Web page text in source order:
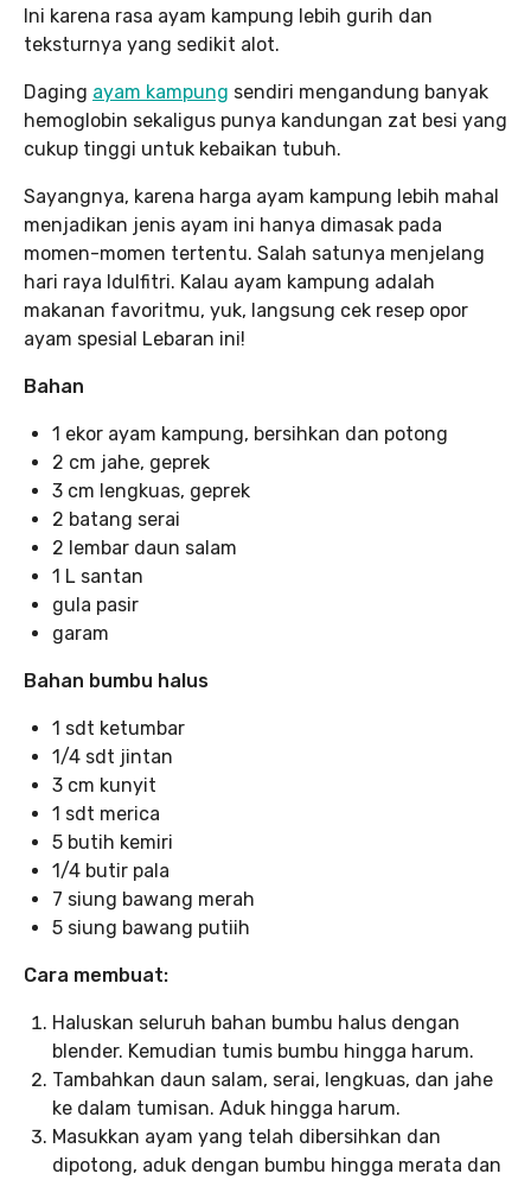
Ini karena rasa ayam kampung lebih gurih dan
teksturnya yang sedikit alot.
Daging ayam kampung sendiri mengandung banyak
hemoglobin sekaligus punya kandungan zat besi yang
cukup tinggi untuk kebaikan tubuh.
Sayangnya, karena harga ayam kampung lebih mahal
menjadikan jenis ayam ini hanya dimasak pada
momen-momen tertentu. Salah satunya menjelang
hari raya Idulfitri. Kalau ayam kampung adalah
makanan favoritmu, yuk, langsung cek resep opor
ayam spesial Lebaran ini!
Bahan
1 ekor ayam kampung, bersihkan dan potong
2 cm jahe, geprek
3 cm lengkuas, geprek
2 batang serai
2 lembar daun salam
1 L santan
gula pasir
garam
Bahan bumbu halus
1 sdt ketumbar
1/4 sdt jintan
3 cm kunyit
1 sdt merica
5 butih kemiri
1/4 butir pala
7 siung bawang merah
5 siung bawang putiih
Cara membuat:
Haluskan seluruh bahan bumbu halus dengan
blender. Kemudian tumis bumbu hingga harum.
Tambahkan daun salam, serai, lengkuas, dan jahe
ke dalam tumisan. Aduk hingga harum.
Masukkan ayam yang telah dibersihkan dan
dipotong, aduk dengan bumbu hingga merata dan